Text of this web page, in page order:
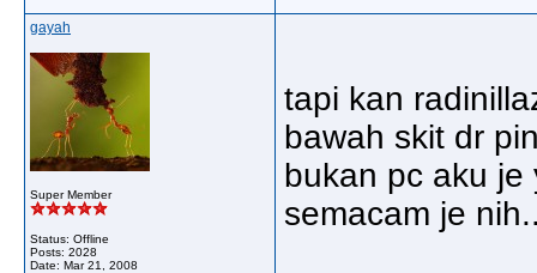
gayah
Super Member
Status: Offline
Posts: 2028
Date: Mar 21, 2008
tapi kan
bawah skit dr
bukan pc aku je
semacam je